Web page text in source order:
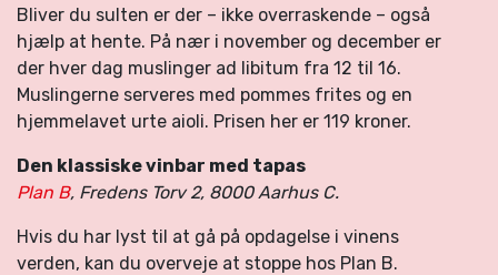
Bliver du sulten er der – ikke overraskende – også
hjælp at hente. På nær i november og december er
der hver dag muslinger ad libitum fra 12 til 16.
Muslingerne serveres med pommes frites og en
hjemmelavet urte aioli. Prisen her er 119 kroner.
Den klassiske vinbar med tapas
Plan B, Fredens Torv 2, 8000 Aarhus C.
Hvis du har lyst til at gå på opdagelse i vinens
verden, kan du overveje at stoppe hos Plan B.